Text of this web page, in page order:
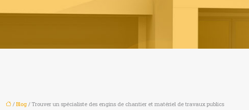
/ Blog / Trouver un spécialiste des engins de chantier et matériel de travaux publics